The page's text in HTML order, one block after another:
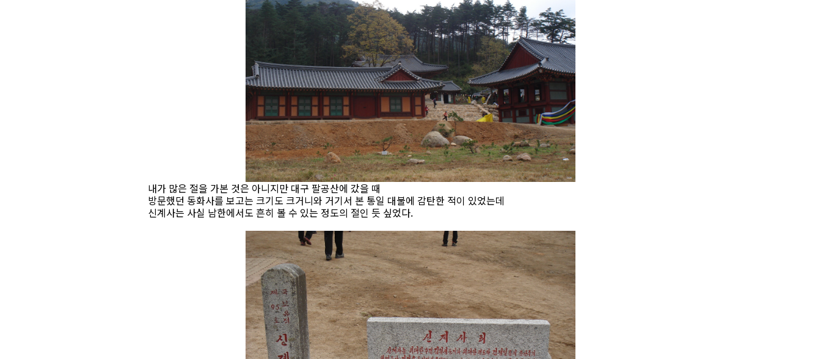
내가 많은 절을 가본 것은 아니지만 대구 팔공산에 갔을 때
방문했던 동화사를 보고는 크기도 크거니와 거기서 본 통일 대불에 감탄한 적이 있었는데
신계사는 사실 남한에서도 흔히 볼 수 있는 정도의 절인 듯 싶었다.